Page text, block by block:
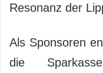
Resonanz der
Als Sponsoren
die